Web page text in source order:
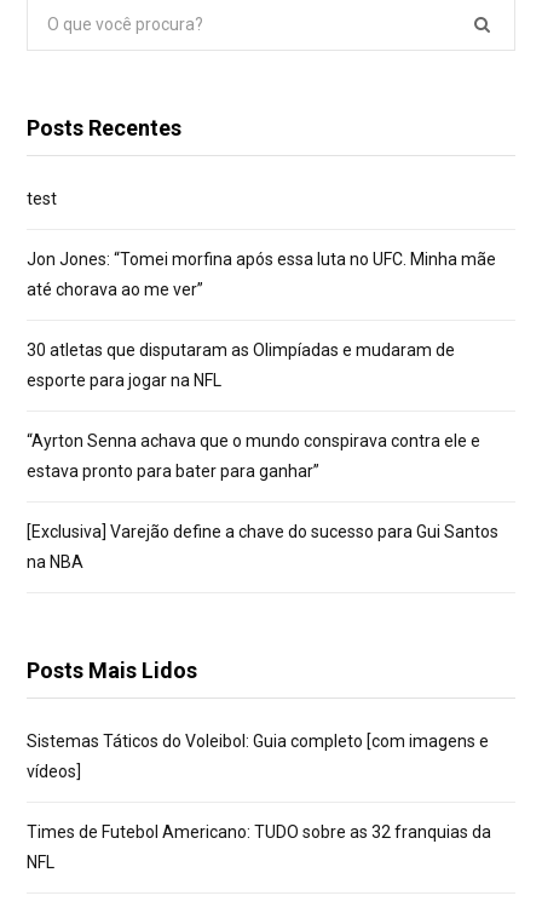
Pesquisar
por:
Posts Recentes
test
Jon Jones: “Tomei morfina após essa luta no UFC. Minha mãe
até chorava ao me ver”
30 atletas que disputaram as Olimpíadas e mudaram de
esporte para jogar na NFL
“Ayrton Senna achava que o mundo conspirava contra ele e
estava pronto para bater para ganhar”
[Exclusiva] Varejão define a chave do sucesso para Gui Santos
na NBA
Posts Mais Lidos
Sistemas Táticos do Voleibol: Guia completo [com imagens e
vídeos]
Times de Futebol Americano: TUDO sobre as 32 franquias da
NFL